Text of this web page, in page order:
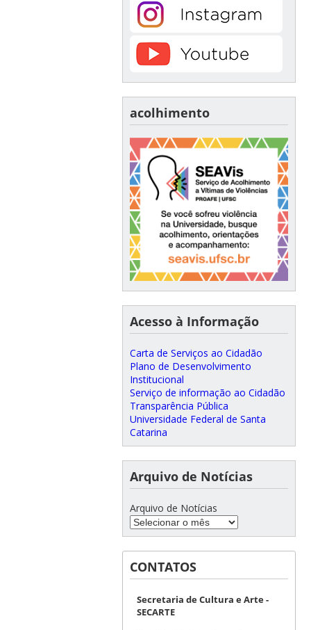
acolhimento
Acesso à Informação
Carta de Serviços ao Cidadão
Plano de Desenvolvimento
Institucional
Serviço de informação ao Cidadão
Transparência Pública
Universidade Federal de Santa
Catarina
Arquivo de Notícias
Arquivo de Notícias
CONTATOS
Secretaria de Cultura e Arte -
SECARTE